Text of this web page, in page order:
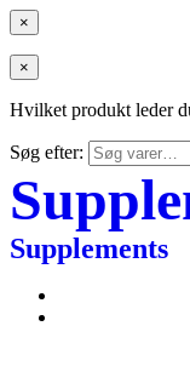
×
×
Hvilket produkt leder
Søg efter:
Supplements